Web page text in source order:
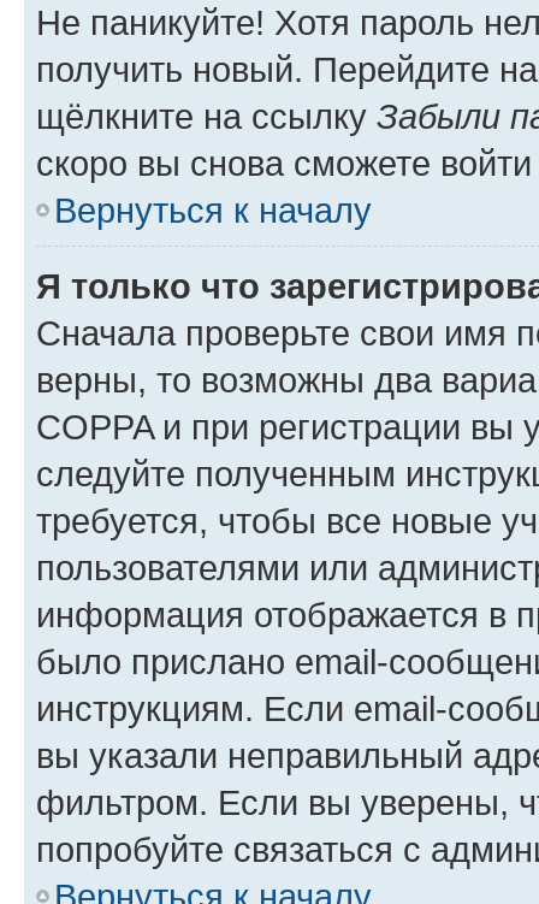
Не паникуйте! Хотя пароль
получить новый. Перейдите
щёлкните на ссылку Забыли
скоро вы снова сможете
Вернуться к началу
Я только что
Сначала проверьте свои имя
верны, то возможны два
COPPA и при регистрации вы
следуйте полученным
требуется, чтобы все новые
пользователями или
информация отображается в
было прислано email-
инструкциям. Если email-
вы указали неправильный
фильтром. Если вы уверены,
попробуйте связаться с
Вернуться к началу